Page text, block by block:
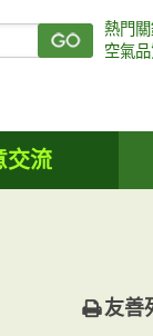
熱門
空氣
交流
友善